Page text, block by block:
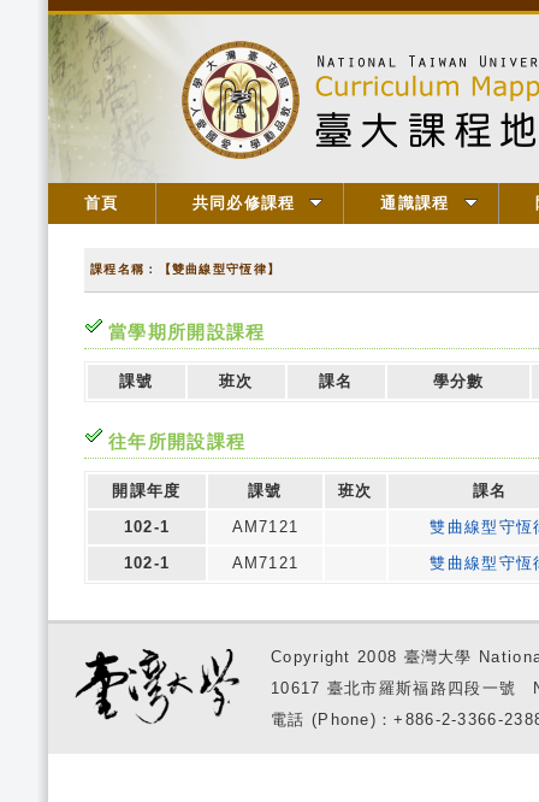
首頁 共同必修課程 通識課程
課程名稱：【雙曲線型守恆律】
當學期所開設課程
課號 班次 課名 學分數
往年所開設課程
開課年度 課號 班次
課名
102-1
AM7121
雙曲線型守恆
102-1
AM7121 雙曲線型守恆
Copyright 2008 臺灣大學
10617 臺北市羅斯福路四段一
電話 (Phone)：+886-2-3366-